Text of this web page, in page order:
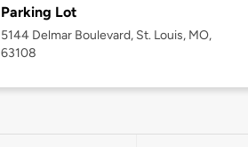
Parking Lot
5144 Delmar Boulevard, St. Louis, MO,
63108